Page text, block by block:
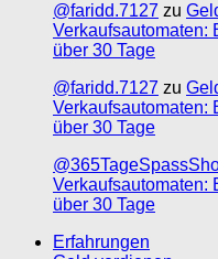
@faridd.7127 zu
Verkaufsautomaten:
über 30 Tage
@faridd.7127 zu
Verkaufsautomaten:
über 30 Tage
Verkaufsautomaten:
über 30 Tage
Erfahrungen